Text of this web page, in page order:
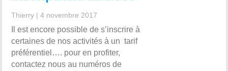
Thierry |4 novembre 2017
Il est encore possible de s’inscrire à
certaines de nos activités à un tarif
préférentiel…. pour en profiter,
contactez nous au numéros de